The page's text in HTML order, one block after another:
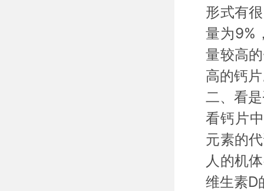
形式有
量为9%
量较高
高的钙
二、看
看钙片
元素的
人的机
维生素D